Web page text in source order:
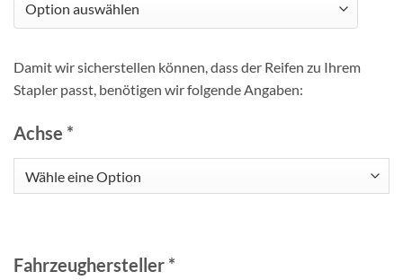
Damit wir sicherstellen können, dass der Reifen zu Ihrem
Stapler passt, benötigen wir folgende Angaben:
Achse *
Fahrzeughersteller *